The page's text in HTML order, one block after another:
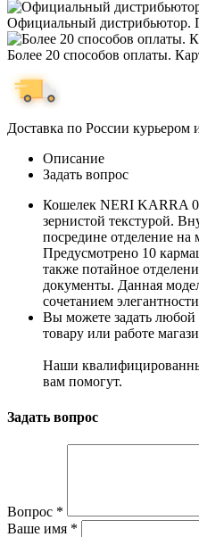
Официальный дистрибьютор.
Более 20 способов оплаты.
Доставка по России курьером
Описание
Задать вопрос
Кошелек NERI KARRA
зернистой текстурой.
посредине отделение
Предусмотрено 10
также потайное
документы. Данная
сочетанием
Вы можете задать
товару или работе
Наши
вам помогут.
Задать вопрос
Вопрос *
Ваше имя *